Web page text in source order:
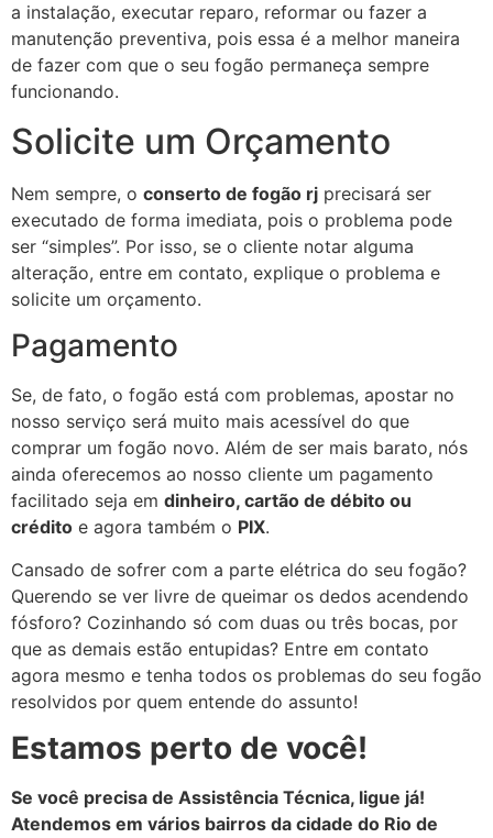
a instalação, executar reparo, reformar ou fazer a
manutenção preventiva, pois essa é a melhor maneira
de fazer com que o seu fogão permaneça sempre
funcionando.
Solicite um Orçamento
Nem sempre, o conserto de fogão rj precisará ser
executado de forma imediata, pois o problema pode
ser “simples”. Por isso, se o cliente notar alguma
alteração, entre em contato, explique o problema e
solicite um orçamento.
Pagamento
Se, de fato, o fogão está com problemas, apostar no
nosso serviço será muito mais acessível do que
comprar um fogão novo. Além de ser mais barato, nós
ainda oferecemos ao nosso cliente um pagamento
facilitado seja em dinheiro, cartão de débito ou
crédito e agora também o PIX.
Cansado de sofrer com a parte elétrica do seu fogão?
Querendo se ver livre de queimar os dedos acendendo
fósforo? Cozinhando só com duas ou três bocas, por
que as demais estão entupidas? Entre em contato
agora mesmo e tenha todos os problemas do seu fogão
resolvidos por quem entende do assunto!
Estamos perto de você!
Se você precisa de Assistência Técnica, ligue já!
Atendemos em vários bairros da cidade do Rio de